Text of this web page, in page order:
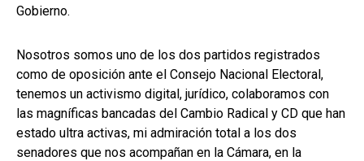
Gobierno.
Nosotros somos uno de los dos partidos registrados
como de oposición ante el Consejo Nacional Electoral,
tenemos un activismo digital, jurídico, colaboramos con
las magníficas bancadas del Cambio Radical y CD que han
estado ultra activas, mi admiración total a los dos
senadores que nos acompañan en la Cámara, en la